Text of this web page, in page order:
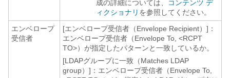
成の詳細については、
コンテンツ デ
ィクショナリ を参照してください。
エンベロープ
受信者
[エンベロープ受信者（Envelope Recipient）]：
エンベロープ受信者（Envelope To, <RCPT
TO>）が指定したパターンと一致しているか。
[LDAPグループに一致（Matches LDAP
group）]： エンベロープ受信者（Envelope To,